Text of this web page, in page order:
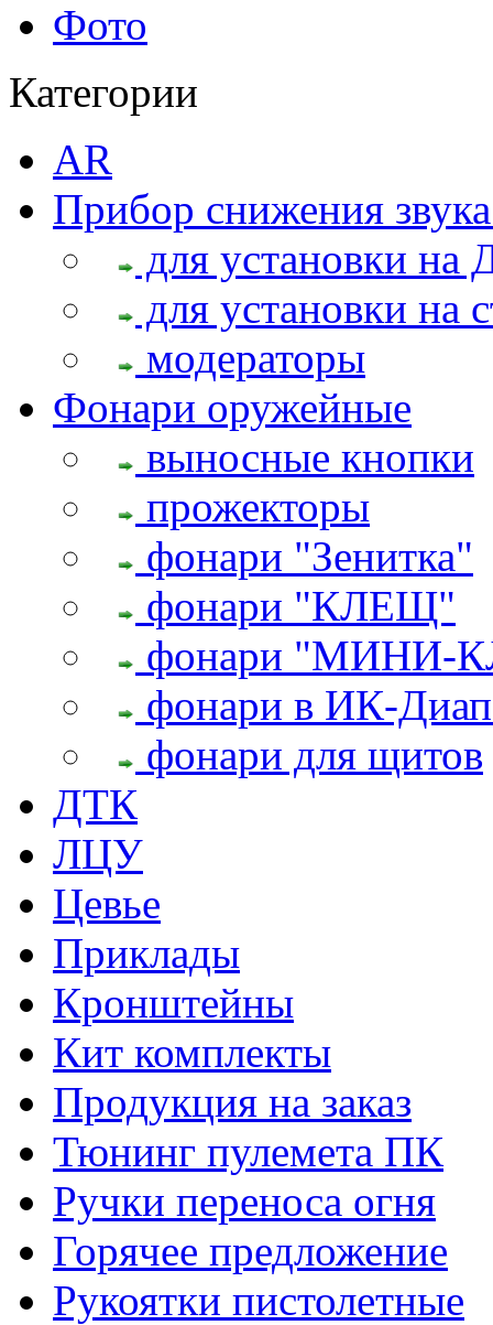
Фото
Категории
AR
Прибор снижения
для установки на
для установки на
модераторы
Фонари оружейные
выносные кнопки
прожекторы
фонари "Зенитка"
фонари "КЛЕЩ"
фонари "МИНИ-
фонари в ИК-
фонари для щитов
ДТК
ЛЦУ
Цевье
Приклады
Кронштейны
Кит комплекты
Продукция на заказ
Тюнинг пулемета ПК
Ручки переноса огня
Горячее предложение
Рукоятки пистолетные